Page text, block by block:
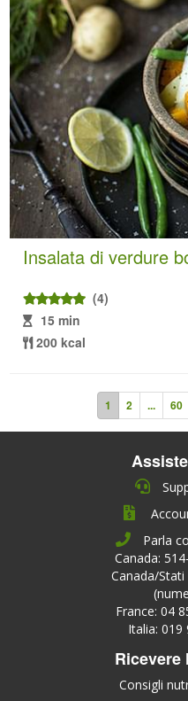
Insalata di verdure
(4)
15 min
200 kcal
1 2 ... 60
Parla
Canada:
Canada/
France: 04
Italia: 019
Ricevere
Consigli